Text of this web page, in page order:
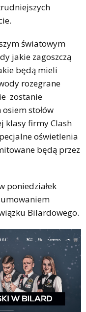
światowym
jakie zagoszczą
będą mieli
rozegrane
zostanie
stołów
klasy firmy Clash
oświetlenia
będą przez
poniedziałek
Bilardowego.